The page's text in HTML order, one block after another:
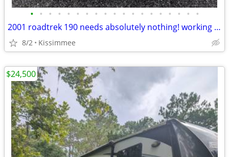
• • • • • • • • • • • • • • • • • • •
2001 roadtrek 190 needs absolutely nothing! working generator
8/2 Kissimmee
$24,500